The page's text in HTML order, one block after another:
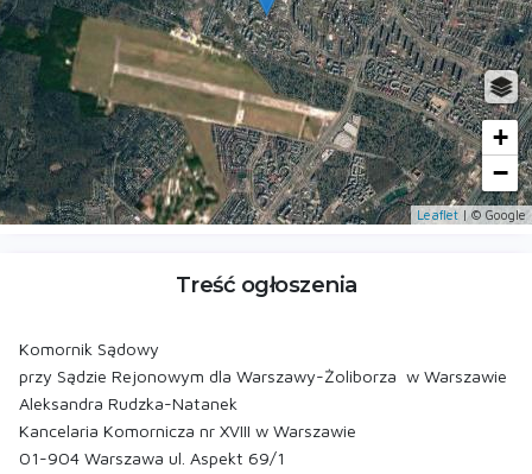
+
−
Leaflet | © Google
Treść ogłoszenia
Komornik Sądowy
przy Sądzie Rejonowym dla Warszawy-Żoliborza w Warszawie
Aleksandra Rudzka-Natanek
Kancelaria Komornicza nr XVIII w Warszawie
01-904 Warszawa ul. Aspekt 69/1